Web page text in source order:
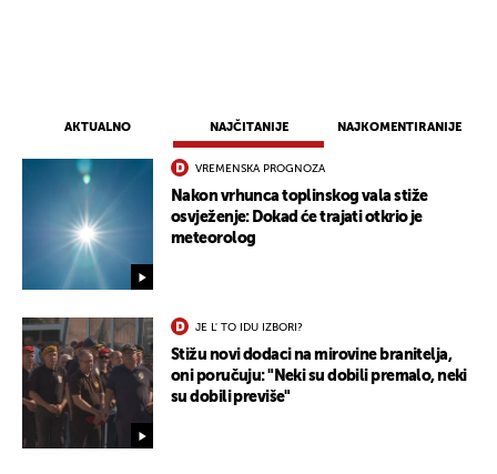
AKTUALNO NAJČITANIJE NAJKOMENTIRANIJE
VREMENSKA PROGNOZA
Nakon vrhunca toplinskog vala stiže
osvježenje: Dokad će trajati otkrio je
meteorolog
JE L' TO IDU IZBORI?
Stižu novi dodaci na mirovine branitelja,
oni poručuju: "Neki su dobili premalo, neki
su dobili previše"